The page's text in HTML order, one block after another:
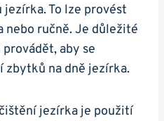
To ⁣lze provést
nebo ručně. ⁤Je důležité
aby ⁣se‌
zbytků na dně jezírka.
jezírka je použití